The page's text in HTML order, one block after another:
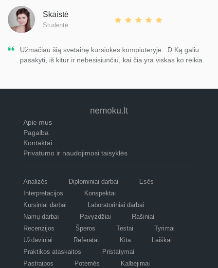
Skaistė
Studentė
Užmačiau šią svetainę kursiokės kompiuteryje. :D Ką galiu
pasakyti, iš kitur ir nebesisiunčiu, kai čia yra viskas ko reikia.
nemoku.lt
Apie mus
Pagalba
Kontaktai
Privatumo ir naudojimosi taisyklės
Analizės Diplominiai darbai
Esės
Interpretacijos
Konspektai
Kursiniai darbai
Laboratoriniai darbai
Namų darbai
Pavyzdžiai
Rašiniai
Recenzijos
Šperos Testai
Tyrimai
Uždaviniai
Referatai Kita
Laiškai
Praktikos ataskaitos
Pristatymai
Pastraipos
Potemės Kalbėjimai